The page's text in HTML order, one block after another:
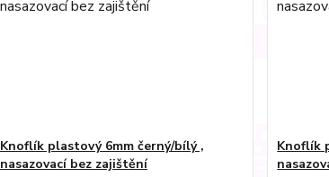
Knoflík plastový 6mm černý/bílý ,
nasazovací bez zajištění
Knoflík